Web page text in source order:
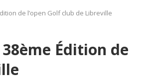
de l’open Golf club de Libreville
Édition de